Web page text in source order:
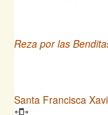
Reza por las
Santa Francisca